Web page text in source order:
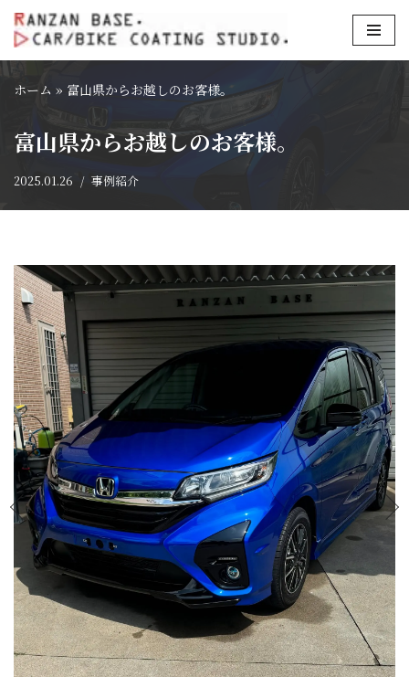
コ
テ
ツ
ス
キ
ホーム » 富山県からお越しのお客様。
富山県からお越しのお客様。
2025.01.26 事例紹介